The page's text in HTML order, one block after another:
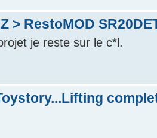
> RestoMOD
je reste sur le c*l.